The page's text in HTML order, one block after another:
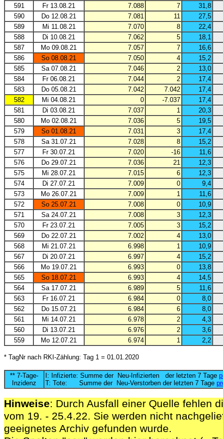
591
Fr 13.08.21 7.088 7
31,8
590
Do 12.08.21 7.081 11
27,5
589
Mi 11.08.21 7.070 8
22,4
588
Di 10.08.21 7.062 5
18,1
587
Mo 09.08.21 7.057 7
16,6
586
So 08.08.21 7.050 4
15,2
585
Sa 07.08.21 7.046 2
13,0
584
Fr 06.08.21 7.044 2
17,4
583
Do 05.08.21 7.042 7.042
17,4
582
Mi 04.08.21 0 -7.037
17,4
581
Di 03.08.21 7.037 1
20,3
580
Mo 02.08.21 7.036 5
19,5
579
So 01.08.21 7.031 3
17,4
578
Sa 31.07.21 7.028 8
15,2
577
Fr 30.07.21 7.020 -16
11,6
576
Do 29.07.21 7.036 21
12,3
575
Mi 28.07.21 7.015 6
12,3
574
Di 27.07.21 7.009 0
9,4
573
Mo 26.07.21 7.009 1
11,6
572
So 25.07.21 7.008 0
10,9
571
Sa 24.07.21 7.008 3
12,3
570
Fr 23.07.21 7.005 3
15,2
569
Do 22.07.21 7.002 4
13,0
568
Mi 21.07.21 6.998 1
10,9
567
Di 20.07.21 6.997 4
15,2
566
Mo 19.07.21 6.993 0
13,8
565
So 18.07.21 6.993 4
14,5
564
Sa 17.07.21 6.989 5
11,6
563
Fr 16.07.21 6.984 0
8,0
562
Do 15.07.21 6.984 6
8,0
561
Mi 14.07.21 6.978 2
4,3
560
Di 13.07.21 6.976 2
3,6
559
Mo 12.07.21 6.974 1 2,2
* TagNr nach RKI-Zählung: Tag 1 = 01.01.2020
** 7-Tage-
Inzidenz
I: Infizierte: Summe der Neu-Infizierten der letzten 7 Tage
T: Tote: Summe der Neu-Verstorben der letzten 7 Tage
Hinweise: Durch Ausfall einer Quelle fehlen
vom 19. - 25.4.22. Sie werden nicht
geeignetes Archiv gefunden wurde.